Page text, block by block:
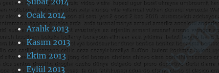
Ocak 2014
Aralık 2013
Kasım 2013
Ekim 2013
Eylül 2013